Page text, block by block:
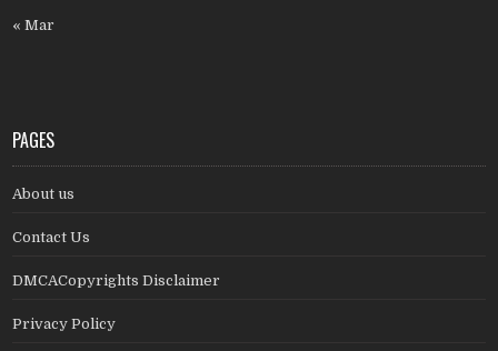
« Mar
PAGES
About us
Contact Us
DMCACopyrights Disclaimer
Privacy Policy